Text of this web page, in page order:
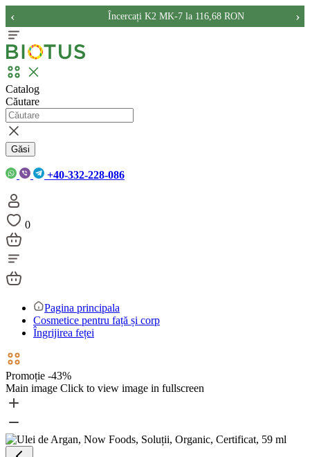
Încercați K2 MK-7 la 116,68 RON
‹ ›
Catalog
Căutare
Găsi
+40-332-228-086
0
Pagina principala
Cosmetice pentru față și corp
Îngrijirea feței
Promoție -43%
Main image Click to view image in fullscreen